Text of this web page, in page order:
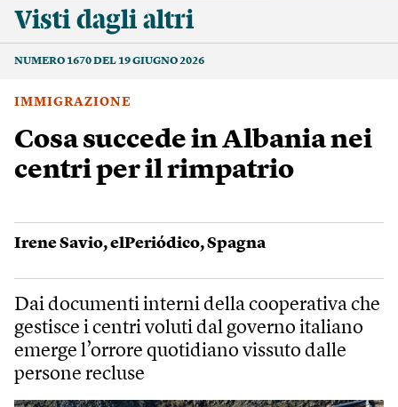
Visti dagli altri
NUMERO 1670 DEL 19 GIUGNO 2026
IMMIGRAZIONE
Cosa succede in Albania nei
centri per il rimpatrio
Irene Savio,elPeriódico,Spagna
Dai documenti interni della cooperativa che
gestisce i centri voluti dal governo italiano
emerge l’orrore quotidiano vissuto dalle
persone recluse